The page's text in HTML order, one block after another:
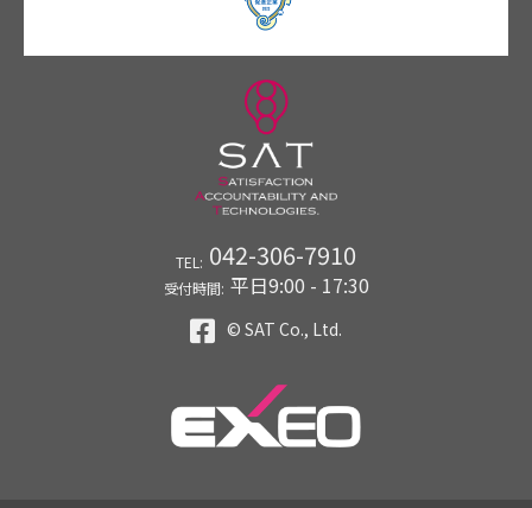
TEL: 042-306-7910
受付時間: 平日9:00 - 17:30
© SAT Co., Ltd.